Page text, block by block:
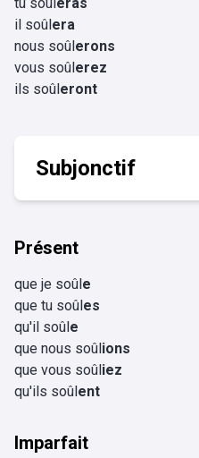
il soûlera
nous soûlerons
vous soûlerez
ils soûleront
Subjonctif
Présent
que je soûle
que tu soûles
qu'il soûle
que nous soûlions
que vous soûliez
qu'ils soûlent
Imparfait